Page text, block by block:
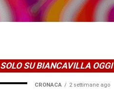
SOLO SU BIANCAVILLA OGGI
CRONACA 2 settimane ago